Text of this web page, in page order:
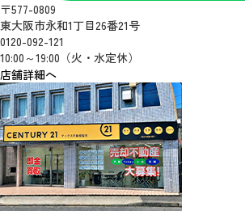
〒577-0809
東大阪市永和1丁目26番21号
0120-092-121
10:00～19:00（火・水定休）
店舗詳細へ